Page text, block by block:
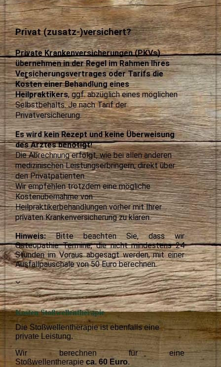
Privat (zusatz-)versichert?
Private Krankenversicherungen (PKVs)
übernehmen in der Regel im Rahmen Ihres
Versicherungsvertrages oder Tarifs die
Kosten einer Behandlung eines
Heilpraktikers, ggf. abzüglich eines möglichen
Selbstbehalts. Je nach Tarif der
Privatversicherung.
Es wird kein Rezept und keine Überweisung
des Arztes benötigt!
Die Abrechnung erfolgt, wie bei allen anderen
medizinischen Leistungserbringern, direkt über
den Privatpatienten.
Wir empfehlen trotzdem eine mögliche
Kostenübernahme von
Heilpraktikerbehandlungen vorher mit Ihrer
privaten Krankenversicherung zu klären.
Hinweis:Bitte beachten Sie, dass wir
Osteopathie Termine, die nicht mindestens 24
Stunden im Voraus abgesagt werden,mit einer
Ausfallpauschale von 50 Euro berechnen.
Kosten Stoßwellentherapie
Die Stoßwellentherapie ist ebenfalls eine
private Leistung.
Wir berechnen für eine
Stoßwellentherapieca.60 Euro.